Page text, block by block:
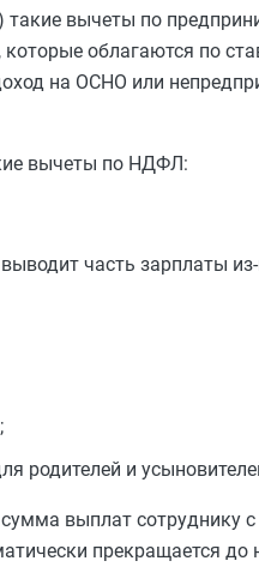
вычеты по
облагаются по
на ОСНО или
вычеты по НДФЛ:
часть зарплаты
родителей и
выплат сотруднику
прекращается